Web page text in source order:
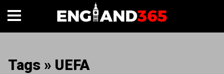
Tags » UEFA